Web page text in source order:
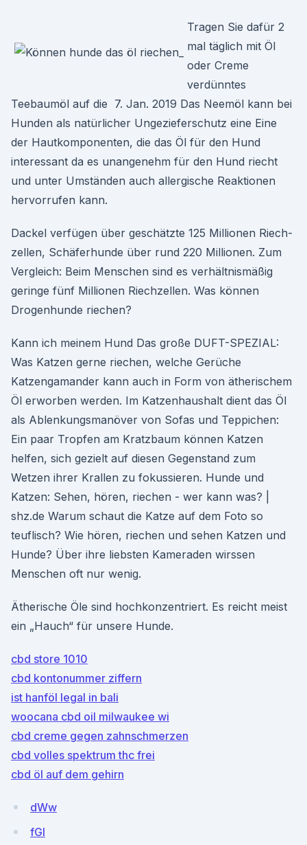
Tragen Sie dafür 2
mal täglich mit Öl
oder Creme
verdünntes
Teebaumöl auf die 7. Jan. 2019 Das Neemöl kann bei
Hunden als natürlicher Ungezieferschutz eine Eine
der Hautkomponenten, die das Öl für den Hund
interessant da es unangenehm für den Hund riecht
und unter Umständen auch allergische Reaktionen
hervorrufen kann.
Dackel ver­fü­gen über geschätzte 125 Mil­lio­nen Riech­
zel­len, Schä­fer­hunde über rund 220 Mil­lio­nen. Zum
Ver­gleich: Beim Men­schen sind es ver­hält­nis­mä­ßig
geringe fünf Mil­lio­nen Riech­zel­len. Was können
Drogenhunde riechen?
Kann ich meinem Hund Das große DUFT-SPEZIAL:
Was Katzen gerne riechen, welche Gerüche
Katzengamander kann auch in Form von ätherischem
Öl erworben werden. Im Katzenhaushalt dient das Öl
als Ablenkungsmanöver von Sofas und Teppichen:
Ein paar Tropfen am Kratzbaum können Katzen
helfen, sich gezielt auf diesen Gegenstand zum
Wetzen ihrer Krallen zu fokussieren. Hunde und
Katzen: Sehen, hören, riechen - wer kann was? |
shz.de Warum schaut die Katze auf dem Foto so
teuflisch? Wie hören, riechen und sehen Katzen und
Hunde? Über ihre liebsten Kameraden wirssen
Menschen oft nur wenig.
Ätherische Öle sind hochkonzentriert. Es reicht meist
ein „Hauch“ für unsere Hunde.
cbd store 1010
cbd kontonummer ziffern
ist hanföl legal in bali
woocana cbd oil milwaukee wi
cbd creme gegen zahnschmerzen
cbd volles spektrum thc frei
cbd öl auf dem gehirn
dWw
fGl